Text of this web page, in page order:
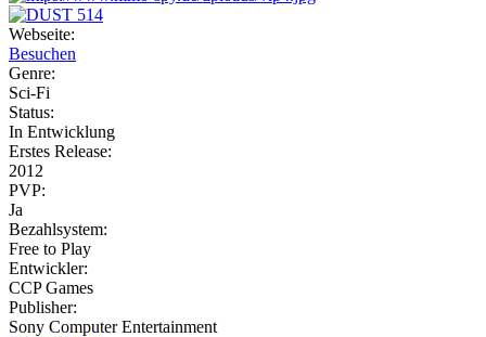
Webseite:
Besuchen
Genre:
Sci-Fi
Status:
In Entwicklung
Erstes Release:
2012
PVP:
Ja
Bezahlsystem:
Free to Play
Entwickler:
CCP Games
Publisher:
Sony Computer Entertainment